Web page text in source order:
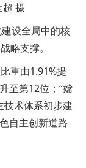
超 摄
设全局中的核
略支撑。
重由1.91%提
至第12位；“嫦
技术体系初步建
自主创新道路